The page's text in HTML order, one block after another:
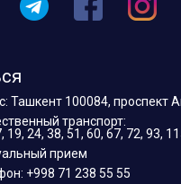
Ташкент 100084, проспект
транспорт:
19, 24, 38, 51, 60, 67, 72, 93,
прием
+998 71 238 55 55